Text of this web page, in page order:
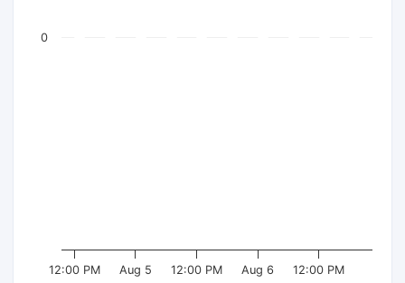
12:00 PM Aug 5 12:00 PM Aug 6 12:00 PM
0